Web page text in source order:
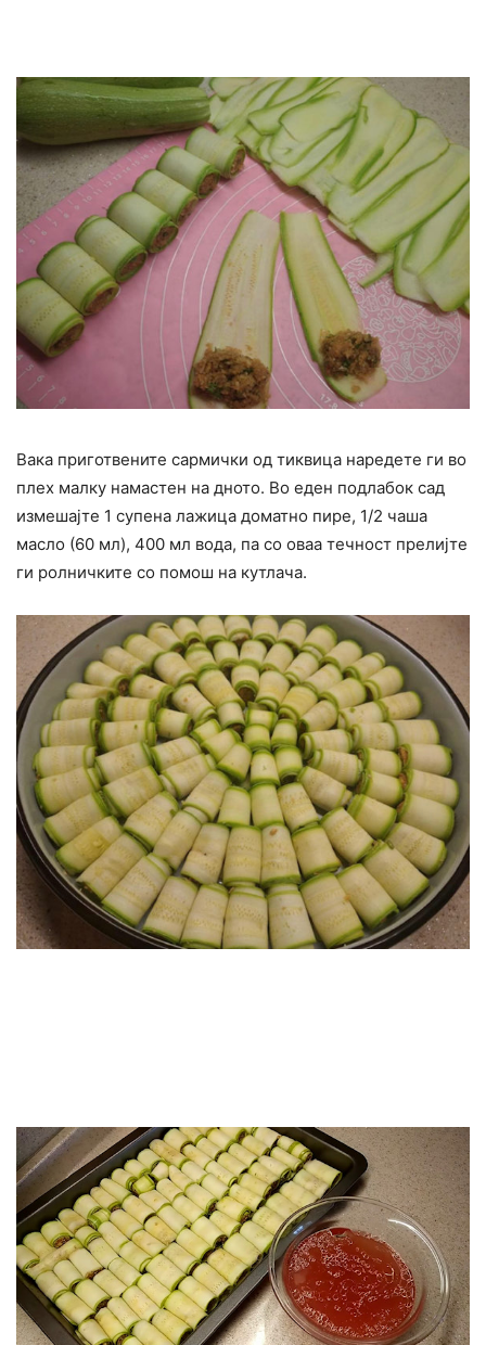
Вака приготвените сармички од тиквица наредете ги во
плех малку намастен на дното. Во еден подлабок сад
измешајте 1 супена лажица доматно пире, 1/2 чаша
масло (60 мл), 400 мл вода, па со оваа течност прелијте
ги ролничките со помош на кутлача.